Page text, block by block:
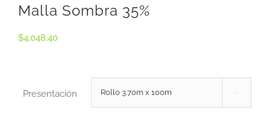
Malla Sombra 35%
$4,048.40
Presentación